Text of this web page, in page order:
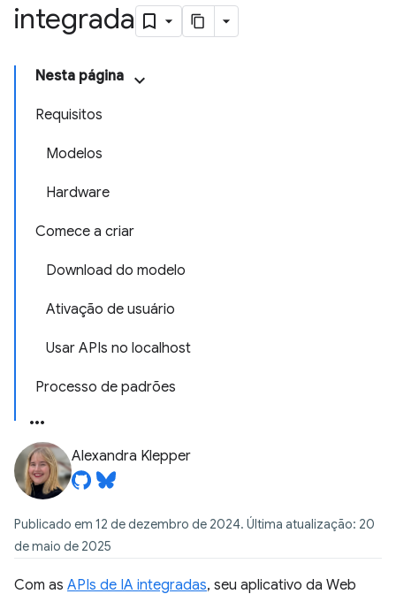
integrada
Nesta página
Requisitos
Modelos
Hardware
Comece a criar
Download do modelo
Ativação de usuário
Usar APIs no localhost
Processo de padrões
Alexandra Klepper
Publicado em 12 de dezembro de 2024. Última atualização: 20
de maio de 2025
Com as APIs de IA integradas, seu aplicativo da Web